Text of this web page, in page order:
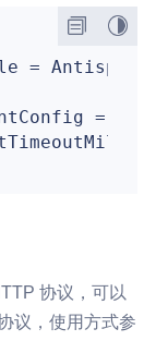
=
协议，可以
议，使用方式参